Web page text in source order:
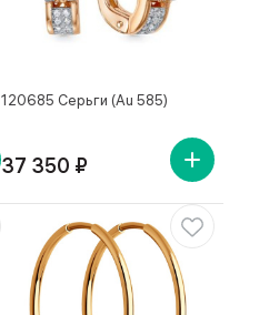
120685 Серьги (Au 585)
37 350 ₽